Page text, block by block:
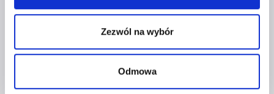
Zezwól na wybór
Odmowa
STWÓRZ PROFIL IDEALNEGO
KANDYDATA DO TWOJEGO ZESPOŁU
17 października 2021